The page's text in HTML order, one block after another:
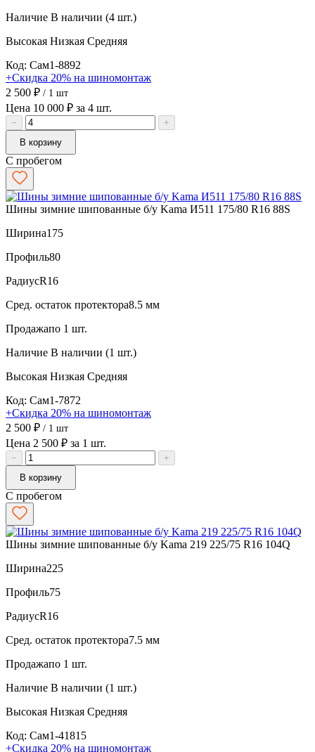
Наличие В наличии (4 шт.)
Высокая Низкая Средняя
Код: Сам1-8892
+Скидка 20% на шиномонтаж
2 500 ₽ / 1 шт
Цена 10 000 ₽ за 4 шт.
−
+
В корзину
С пробегом
Шины зимние шипованные б/у Kama И511 175/80 R16 88S
Ширина175
Профиль80
РадиусR16
Сред. остаток протектора8.5 мм
Продажапо 1 шт.
Наличие В наличии (1 шт.)
Высокая Низкая Средняя
Код: Сам1-7872
+Скидка 20% на шиномонтаж
2 500 ₽ / 1 шт
Цена 2 500 ₽ за 1 шт.
−
+
В корзину
С пробегом
Шины зимние шипованные б/у Kama 219 225/75 R16 104Q
Ширина225
Профиль75
РадиусR16
Сред. остаток протектора7.5 мм
Продажапо 1 шт.
Наличие В наличии (1 шт.)
Высокая Низкая Средняя
Код: Сам1-41815
+Скидка 20% на шиномонтаж